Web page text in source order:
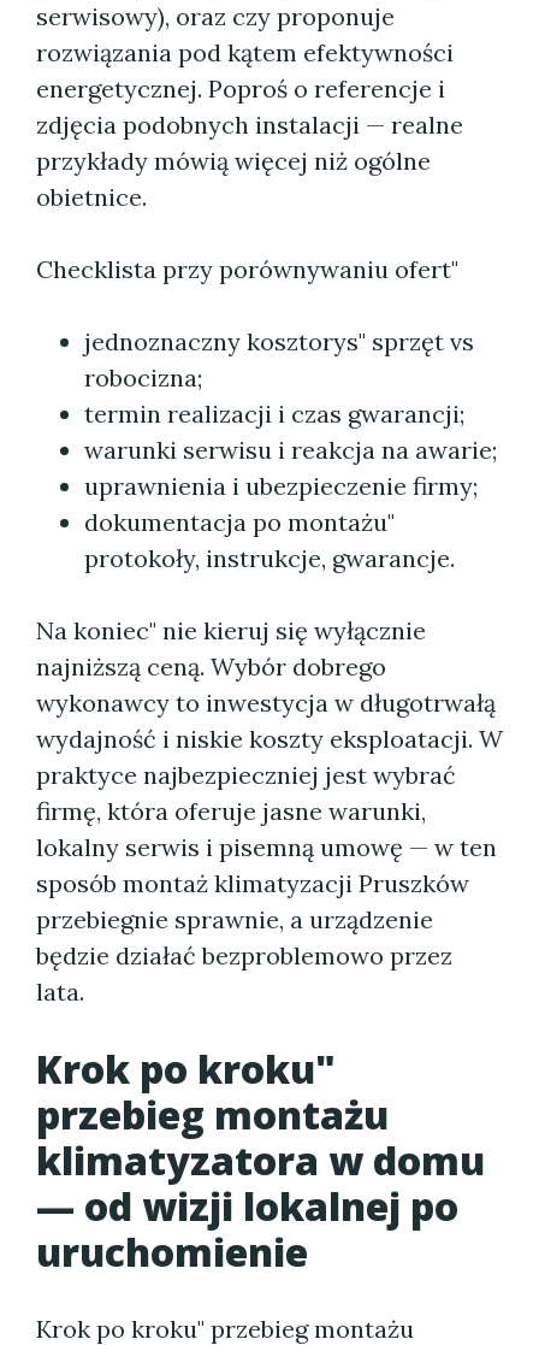
serwisowy), oraz czy proponuje
rozwiązania pod kątem efektywności
energetycznej. Poproś o referencje i
zdjęcia podobnych instalacji — realne
przykłady mówią więcej niż ogólne
obietnice.
Checklista przy porównywaniu ofert"
jednoznaczny kosztorys" sprzęt vs
robocizna;
termin realizacji i czas gwarancji;
warunki serwisu i reakcja na awarie;
uprawnienia i ubezpieczenie firmy;
dokumentacja po montażu"
protokoły, instrukcje, gwarancje.
Na koniec" nie kieruj się wyłącznie
najniższą ceną. Wybór dobrego
wykonawcy to inwestycja w długotrwałą
wydajność i niskie koszty eksploatacji. W
praktyce najbezpieczniej jest wybrać
firmę, która oferuje jasne warunki,
lokalny serwis i pisemną umowę — w ten
sposób montaż klimatyzacji Pruszków
przebiegnie sprawnie, a urządzenie
będzie działać bezproblemowo przez
lata.
Krok po kroku"
przebieg montażu
klimatyzatora w domu
— od wizji lokalnej po
uruchomienie
Krok po kroku" przebieg montażu